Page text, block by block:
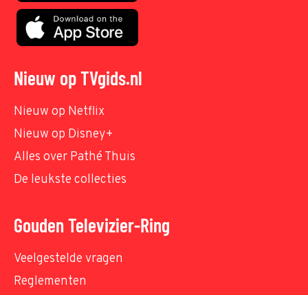
Nieuw op TVgids.nl
Nieuw op Netflix
Nieuw op Disney+
Alles over Pathé Thuis
De leukste collecties
Gouden Televizier-Ring
Veelgestelde vragen
Reglementen